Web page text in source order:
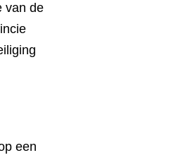
van de
een